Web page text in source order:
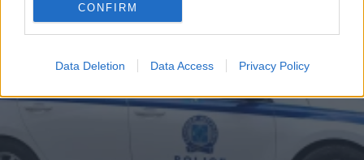
CONFIRM
Data Deletion Data Access Privacy Policy